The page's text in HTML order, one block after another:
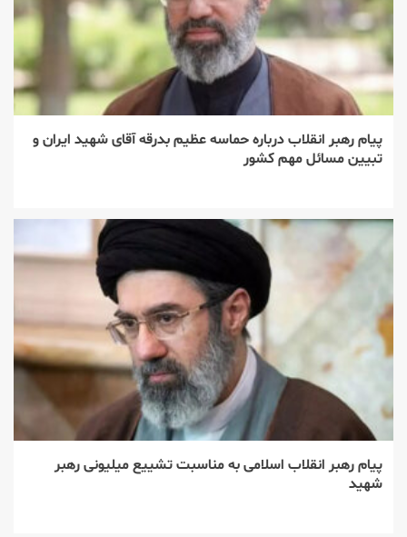
پیام رهبر انقلاب درباره حماسه عظیم بدرقه آقای شهید ایران و
تبیین مسائل مهم کشور
پیام رهبر انقلاب اسلامی به مناسبت تشییع میلیونی رهبر
شهید